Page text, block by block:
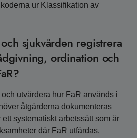
ur Klassifikation av
sjukvården registrera
ordination och
utvärdera hur FaR används i
åtgärderna dokumenteras
systematiskt arbetssätt som är
där FaR utfärdas.